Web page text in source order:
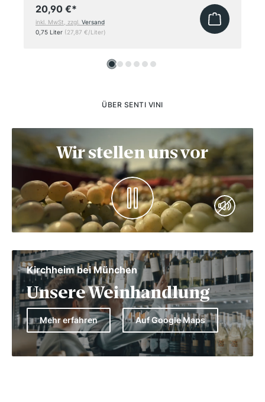
20,90 €*
inkl. MwSt, zzgl. Versand
0,75 Liter (27,87 €/Liter)
ÜBER SENTI VINI
Wir stellen uns vor
Kirchheim bei München
Unsere Weinhandlung
Mehr erfahren Auf Google Maps